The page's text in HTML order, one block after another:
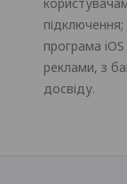
програма
реклами, з
досвіду.